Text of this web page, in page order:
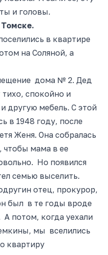
и головы.
в квартире
на Соляной, а
дома № 2. Дед
тихо, спокойно и
другую мебель. С этой
в 1948 году, после
Женя. Она собралась
чтобы мама в ее
Но появился
семью выселить.
отец, прокурор,
был в те годы вроде
потом, когда уехали
мы вселились
квартиру